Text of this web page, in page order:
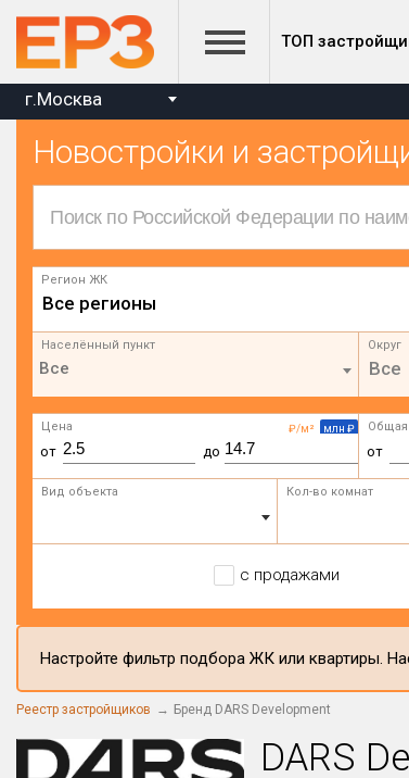
ТОП
г.Москва
Новостройки и
Регион ЖК
Все регионы
Населённый пункт Округ
Все
₽/м² млн ₽
Цена
от до от
Вид объекта Кол-во комнат
с продажами
Настройте фильтр подбора ЖК или квартиры.
Реестр застройщиков Бренд DARS Development
DARS